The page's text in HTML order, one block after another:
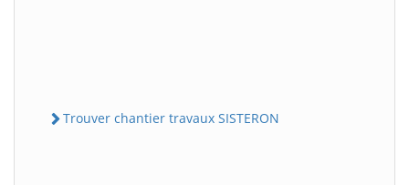
Trouver chantier travaux SISTERON